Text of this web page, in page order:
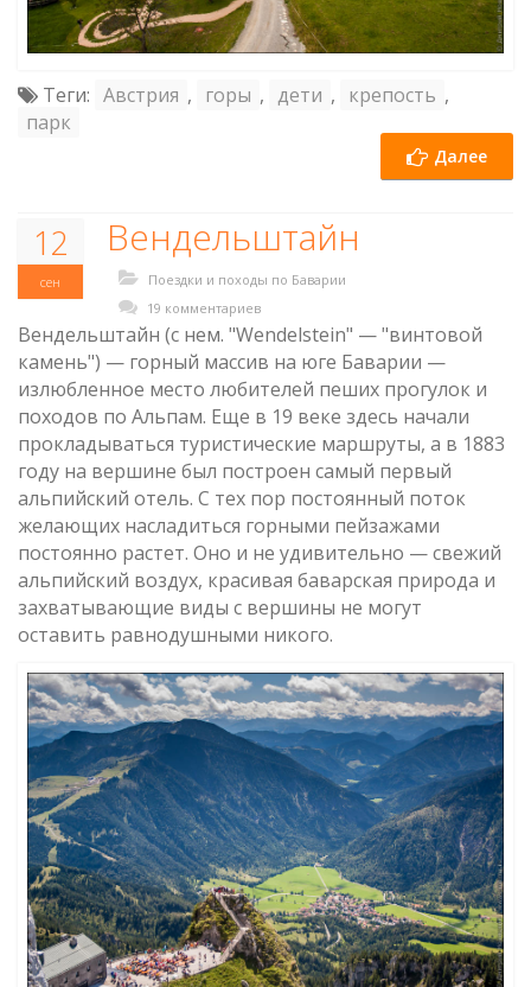
Теги: Австрия , горы , дети , крепость ,
парк
Далее
12
сен
Вендельштайн
Поездки и походы по Баварии
19 комментариев
Вендельштайн (с нем. "Wendelstein" — "винтовой
камень") — горный массив на юге Баварии —
излюбленное место любителей пеших прогулок и
походов по Альпам. Еще в 19 веке здесь начали
прокладываться туристические маршруты, а в 1883
году на вершине был построен самый первый
альпийский отель. C тех пор постоянный поток
желающих насладиться горными пейзажами
постоянно растет. Оно и не удивительно — свежий
альпийский воздух, красивая баварская природа и
захватывающие виды с вершины не могут
оставить равнодушными никого.